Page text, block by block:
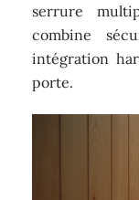
serrure
combine
intégration
porte.